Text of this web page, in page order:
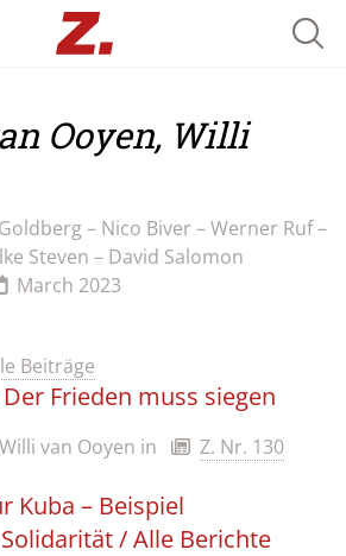
Ooyen, Willi
– Nico Biver – Werner Ruf –
Steven – David Salomon
March 2023
Beiträge
Frieden muss siegen
van Ooyen in
Z. Nr. 130
Kuba – Beispiel
/ Alle Berichte